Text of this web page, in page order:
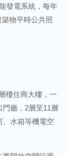
發電系統，每年
物平時公共照
樓住商大樓，一
廳，2層至11層
、水箱等機電空